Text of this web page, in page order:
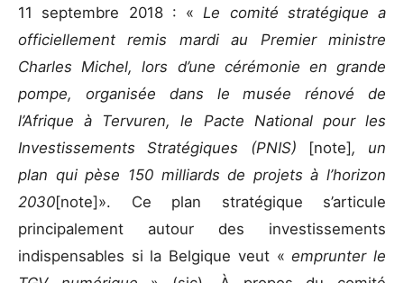
11 septembre 2018 : « Le comité stratégique a
officiellement remis mardi au Premier ministre
Charles Michel, lors d’une cérémonie en grande
pompe, organisée dans le musée rénové de
l’Afrique à Tervuren, le Pacte National pour les
Investissements Stratégiques (PNIS) [note], un
plan qui pèse 150 milliards de projets à l’horizon
2030[note]». Ce plan stratégique s’articule
principalement autour des investissements
indispensables si la Belgique veut «emprunter le